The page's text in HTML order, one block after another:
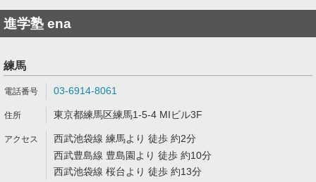
進学塾 ena
練馬
03-6914-8061
東京都練馬区練馬1-5-4 MIビル3F
西武池袋線 練馬より 徒歩 約2分
西武豊島線 豊島園より 徒歩 約10分
西武池袋線 桜台より 徒歩 約13分